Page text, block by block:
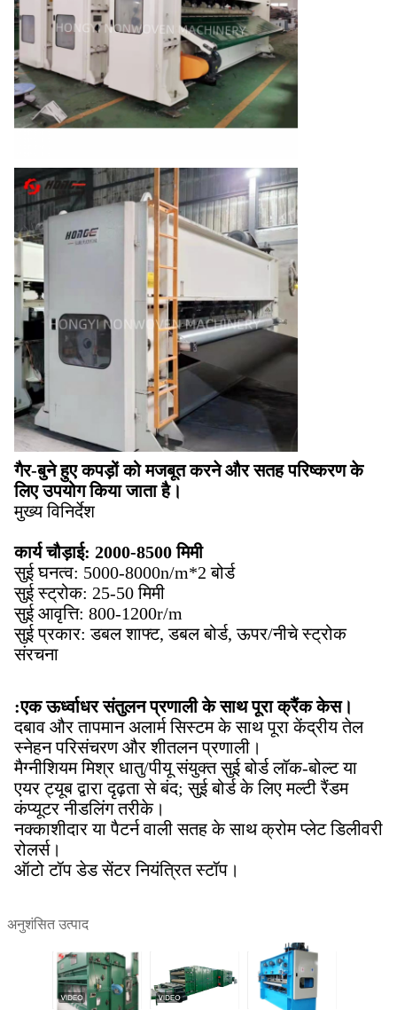
गैर-बुने हुए कपड़ों को मजबूत करने और सतह परिष्करण के
लिए उपयोग किया जाता है।
मुख्य विनिर्देश
कार्य चौड़ाई: 2000-8500 मिमी
सुई घनत्व: 5000-8000n/m*2 बोर्ड
सुई स्ट्रोक: 25-50 मिमी
सुई आवृत्ति: 800-1200r/m
सुई प्रकार: डबल शाफ्ट, डबल बोर्ड, ऊपर/नीचे स्ट्रोक
संरचना
:एक ऊर्ध्वाधर संतुलन प्रणाली के साथ पूरा क्रैंक केस।
दबाव और तापमान अलार्म सिस्टम के साथ पूरा केंद्रीय तेल
स्नेहन परिसंचरण और शीतलन प्रणाली।
मैग्नीशियम मिश्र धातु/पीयू संयुक्त सुई बोर्ड लॉक-बोल्ट या
एयर ट्यूब द्वारा दृढ़ता से बंद; सुई बोर्ड के लिए मल्टी रैंडम
कंप्यूटर नीडलिंग तरीके।
नक्काशीदार या पैटर्न वाली सतह के साथ क्रोम प्लेट डिलीवरी
रोलर्स।
ऑटो टॉप डेड सेंटर नियंत्रित स्टॉप।
अनुशंसित उत्पाद